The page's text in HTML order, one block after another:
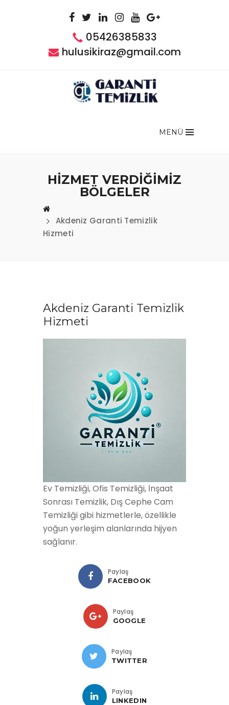
05426385833
hulusikiraz@gmail.com
MENÜ
HİZMET VERDİĞİMİZ
BÖLGELER
Akdeniz Garanti Temizlik
Hizmeti
Akdeniz Garanti Temizlik
Hizmeti
Ev Temizliği, Ofis Temizliği, İnşaat
Sonrası Temizlik, Dış Cephe Cam
Temizliği gibi hizmetlerle, özellikle
yoğun yerleşim alanlarında hijyen
sağlanır.
Paylaş
FACEBOOK
Paylaş
GOOGLE
Paylaş
TWITTER
Paylaş
LINKEDIN